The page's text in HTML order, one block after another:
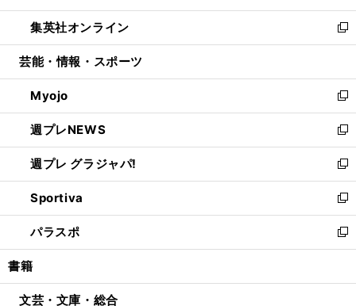
開
く
ウ
で
開
ン
ド
ウ
開
く
ウ
ィ
ン
ウ
で
開
く
し
い
ウ
ン
ド
ウ
で
開
く
集英社オンライン
新
し
ウ
ィ
ン
ド
ウ
で
開
く
芸能・情報・スポーツ
Myojo
新
し
い
ウ
ィ
ン
ド
ウ
で
開
週プレNEWS
新
し
い
ウ
ィ
ン
ド
ウ
開
週プレ グラジャパ!
新
し
い
ウ
ィ
ン
ウ
Sportiva
新
し
い
ウ
ン
パラスポ
新
し
ウ
書籍
文芸・文庫・総合